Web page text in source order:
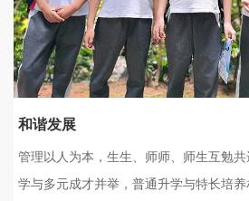
和谐发展
管理以人为本，生生、师师、师生互勉
学与多元成才并举，普通升学与特长培